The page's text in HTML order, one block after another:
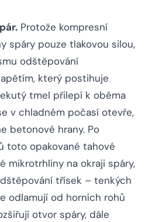
Protože kompresní
spáry pouze tlakovou silou,
odštěpování
který postihuje
tmel přilepí k oběma
v chladném počasí otevře,
betonové hrany. Po
toto opakované tahové
mikrotrhliny na okraji spáry,
třísek – tenkých
odlamují od horních rohů
otvor spáry, dále